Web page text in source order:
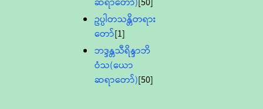
ဥပ္ပါတသန္တိတရား
တော်[1]
ဘဒ္ဒန္တသီရိန္ဒာဘိ
ဝံသ(ယော
ဆရာတော်)[50]